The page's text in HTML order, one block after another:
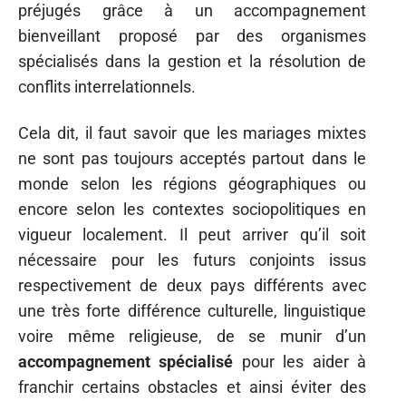
préjugés grâce à un accompagnement
bienveillant proposé par des organismes
spécialisés dans la gestion et la résolution de
conflits interrelationnels.
Cela dit, il faut savoir que les mariages mixtes
ne sont pas toujours acceptés partout dans le
monde selon les régions géographiques ou
encore selon les contextes sociopolitiques en
vigueur localement. Il peut arriver qu’il soit
nécessaire pour les futurs conjoints issus
respectivement de deux pays différents avec
une très forte différence culturelle, linguistique
voire même religieuse, de se munir d’un
accompagnement spécialisé pour les aider à
franchir certains obstacles et ainsi éviter des